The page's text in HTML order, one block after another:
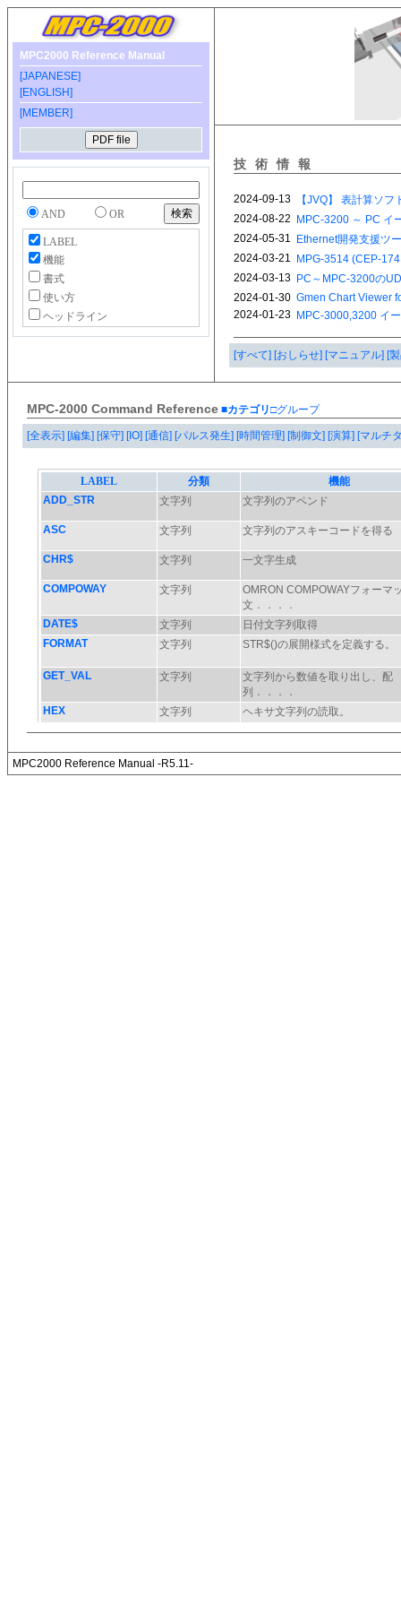
MPC2000 Reference Manual
[JAPANESE]
[ENGLISH]
[MEMBER]
AND OR
LABEL
機能
書式
使い方
ヘッドライン
技術情報
[すべて] [おしらせ] [マニュアル] [
MPC-2000 Command Reference ■カテゴリ□グループ
[全表示] [編集] [保守] [IO] [通信] [パルス発生] [時間管理] [制御文] [演算] [マルチ
MPC2000 Reference Manual -R5.11-